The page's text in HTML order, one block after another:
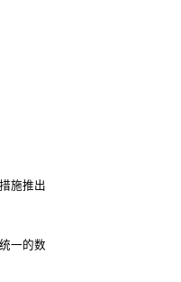
施推出
一的数